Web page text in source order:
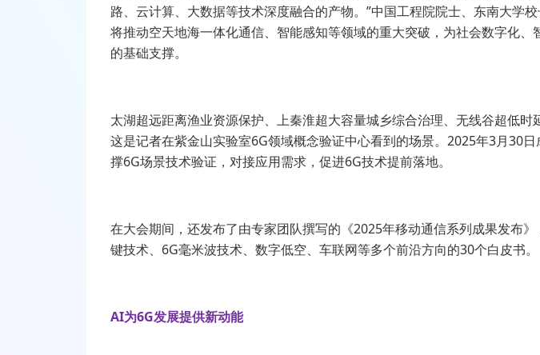
路、云计算、大数据等技术深度融合的产物。”中国工程院院士、东南大学校
将推动空天地海一体化通信、智能感知等领域的重大突破，为社会数字化、
的基础支撑。
太湖超远距离渔业资源保护、上秦淮超大容量城乡综合治理、无线谷超低
这是记者在紫金山实验室6G领域概念验证中心看到的场景。 2025年3月30日
撑6G场景技术验证，对接应用需求，促进6G技术提前落地。
在大会期间，还发布了由专家团队撰写的《2025年移动通信系列成果发布》
键技术、 6G毫米波技术、数字低空、车联网等多个前沿方向的30个白皮书。
AI为6G发展提供新动能